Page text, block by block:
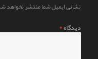
نشانی ایمیل شما منتشر نخواهد
دیدگاه*